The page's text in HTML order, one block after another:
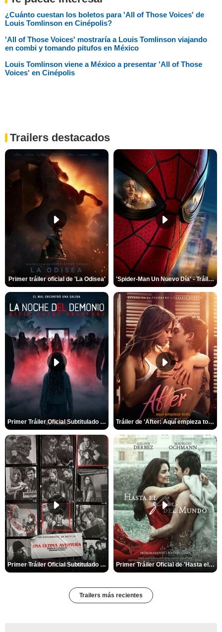
¿Cuánto cuestan los boletos para 'All of Those Voices' de
Louis Tomlinson en Cinépolis?
'All of Those Voices' mostraría a Louis Tomlinson viajando
en combi y tomando pitufos en México
Louis Tomlinson viene a México a presentar 'All of Those
Voices' en Cinépolis
Trailers destacados
Primer tráiler oficial de 'La Odisea' 'Spider-Man Un Nuevo Día' - Tráiler oficial subtitulado
Primer Tráiler Oficial Subtitulado de 'La Noche Del Demonio: Están Entre Nosotros' Tráiler de 'After: Aquí empieza todo'
Primer Tráiler Oficial Subtitulado de 'Una última aventura: Detrás de cámaras de Stranger Things 5' Primer Tráiler Oficial de 'Hasta el fin del mundo'
Trailers más recientes